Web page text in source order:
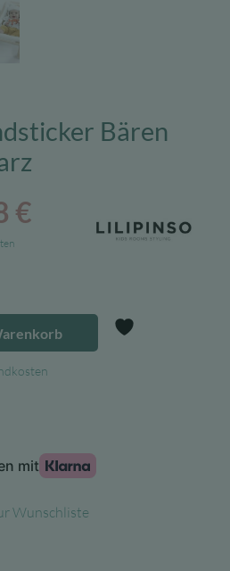
Bären
€
€
4,38 €.
Wunschliste